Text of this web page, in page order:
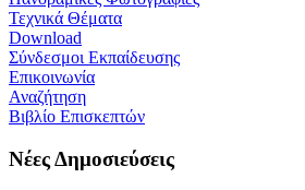
Τεχνικά Θέματα
Download
Σύνδεσμοι Εκπαίδευσης
Επικοινωνία
Αναζήτηση
Βιβλίο Επισκεπτών
Νέες Δημοσιεύσεις